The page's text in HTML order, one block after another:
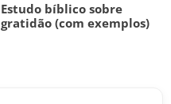
Estudo bíblico sobre
gratidão (com exemplos)